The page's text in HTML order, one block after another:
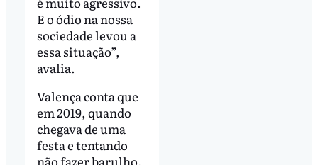
E o ódio na nossa
sociedade levou a
essa situação”,
avalia.
Valença conta que
em 2019, quando
chegava de uma
festa e tentando
não fazer barulho,